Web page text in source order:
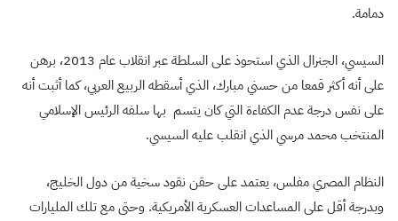
دمامة.
السيسي، الجنرال الذي استحوذ على السلطة عبر انقلاب عام 2013، برهن
على أنه أكثر قمعا من حسني مبارك، الذي أسقطه الربيع العربي، كما أثبت أنه
على نفس درجة عدم الكفاءة التي كان يتسم بها سلفه الرئيس الإسلامي
المنتخب محمد مرسي الذي انقلب عليه السيسي.
النظام المصري مفلس، يعتمد على حقن نقود سخية من دول الخليج،
وبدرجة أقل على المساعدات العسكرية الأمريكية. وحتى مع تلك المليارات